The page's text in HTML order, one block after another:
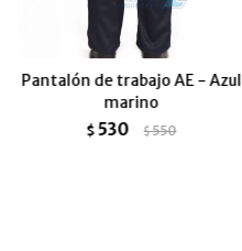
Pantalón de trabajo AE - Azul
marino
$ 530 $550